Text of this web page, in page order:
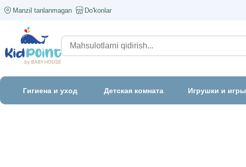
Manzil tanlanmagan Do'konlar
Гигиена и уход Детская комната Игрушки и игры